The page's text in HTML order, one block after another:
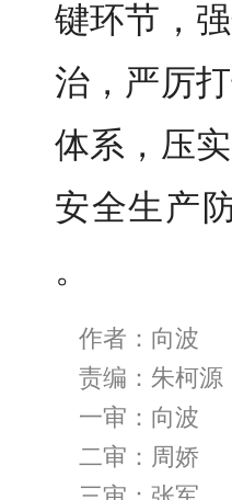
键环节，
治，严厉
体系，压
安全生产
。
作者：向波
责编：朱柯源
一审：向波
二审：周娇